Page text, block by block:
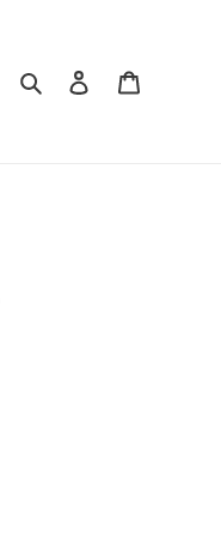
Suchen Einloggen